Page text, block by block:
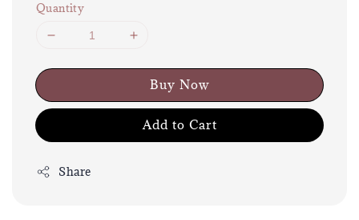
Quantity
Buy Now
Add to Cart
Share